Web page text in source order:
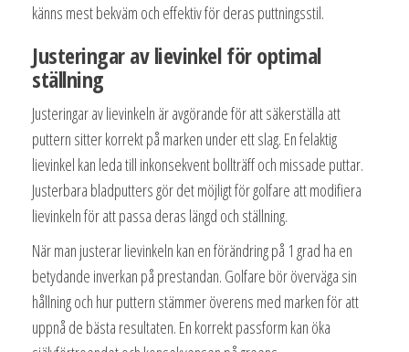
känns mest bekväm och effektiv för deras puttningsstil.
Justeringar av lievinkel för optimal
ställning
Justeringar av lievinkeln är avgörande för att säkerställa att
puttern sitter korrekt på marken under ett slag. En felaktig
lievinkel kan leda till inkonsekvent bollträff och missade puttar.
Justerbara bladputters gör det möjligt för golfare att modifiera
lievinkeln för att passa deras längd och ställning.
När man justerar lievinkeln kan en förändring på 1 grad ha en
betydande inverkan på prestandan. Golfare bör överväga sin
hållning och hur puttern stämmer överens med marken för att
uppnå de bästa resultaten. En korrekt passform kan öka